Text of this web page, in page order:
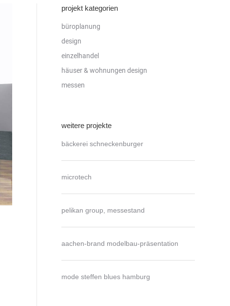
projekt kategorien
büroplanung
design
einzelhandel
häuser & wohnungen design
messen
weitere projekte
bäckerei schneckenburger
microtech
pelikan group, messestand
aachen-brand modelbau-präsentation
mode steffen blues hamburg